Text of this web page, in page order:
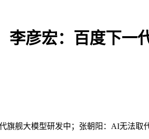
李彦宏：百度下
旗舰大模型研发中；张朝阳：AI无法取